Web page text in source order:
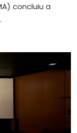
concluiu a